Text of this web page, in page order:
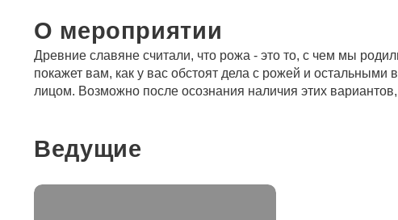
О мероприятии
Древние славяне считали, что рожа - это то, с чем мы
покажет вам, как у вас обстоят дела с рожей и
лицом. Возможно после осознания наличия этих
Ведущие